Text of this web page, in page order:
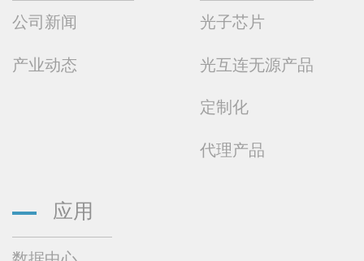
公司新闻
产业动态
光子芯片
光互连无源产品
定制化
代理产品
应用